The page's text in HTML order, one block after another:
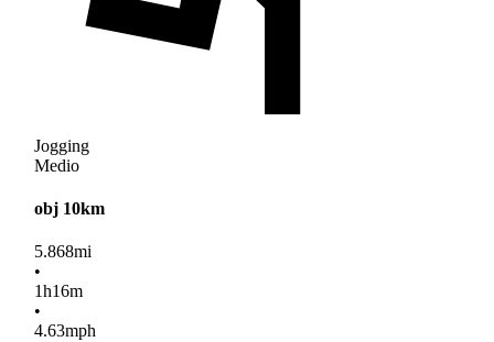
Jogging
Medio
obj 10km
5.868mi
•
1h16m
•
4.63mph